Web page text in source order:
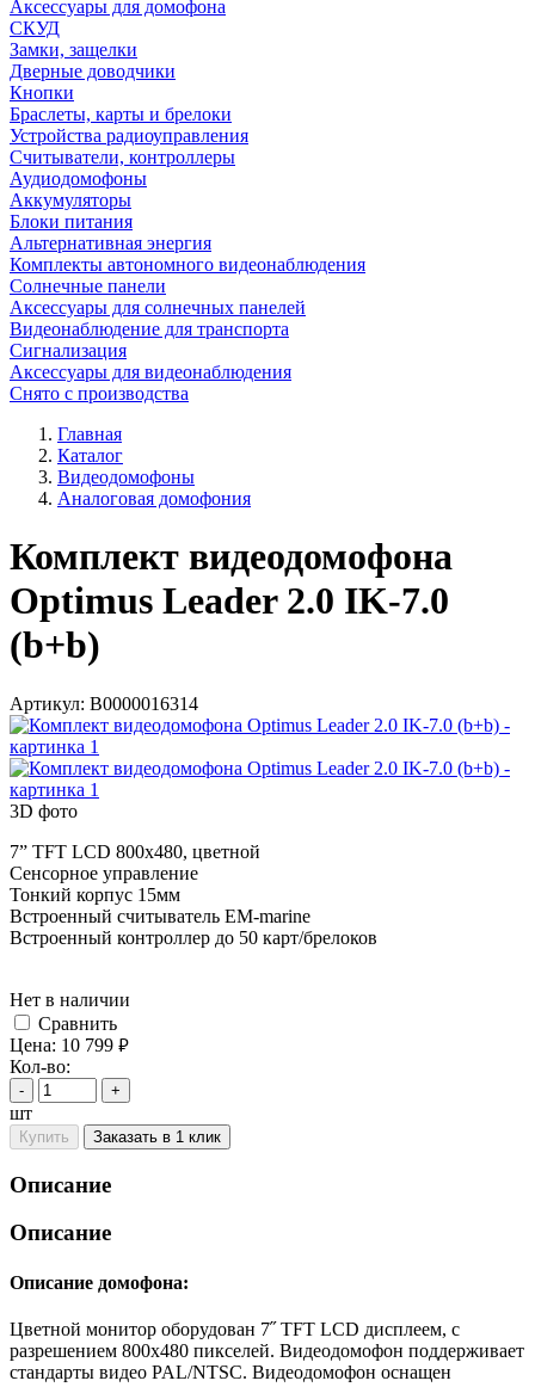
Аксессуары для домофона
СКУД
Замки, защелки
Дверные доводчики
Кнопки
Браслеты, карты и брелоки
Устройства радиоуправления
Считыватели, контроллеры
Аудиодомофоны
Аккумуляторы
Блоки питания
Альтернативная энергия
Комплекты автономного видеонаблюдения
Солнечные панели
Аксессуары для солнечных панелей
Видеонаблюдение для транспорта
Сигнализация
Аксессуары для видеонаблюдения
Снято с производства
Главная
Каталог
Видеодомофоны
Аналоговая домофония
Комплект видеодомофона
Optimus Leader 2.0 IK-7.0
(b+b)
Артикул: В0000016314
3D фото
7” TFT LCD 800х480, цветной
Сенсорное управление
Тонкий корпус 15мм
Встроенный считыватель EM-marine
Встроенный контроллер до 50 карт/брелоков
Нет в наличии
Cравнить
Цена: 10 799 руб.
Кол-во:
- +
шт
Купить Заказать в 1 клик
Описание
Описание
Описание домофона:
Цветной монитор оборудован 7˝ TFT LCD дисплеем, с
разрешением 800х480 пикселей. Видеодомофон поддерживает
стандарты видео PAL/NTSC. Видеодомофон оснащен